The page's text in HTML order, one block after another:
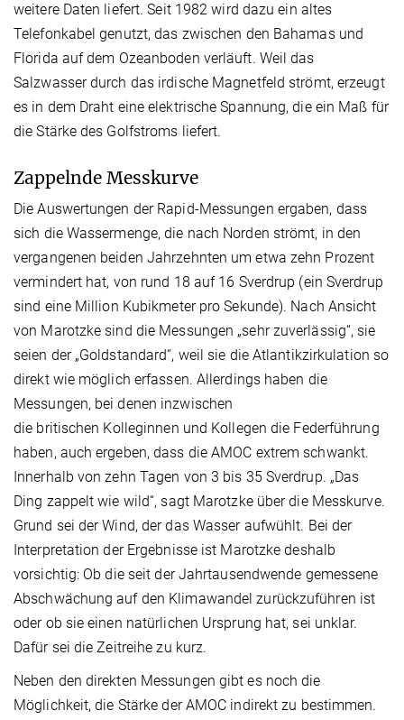
weitere Daten liefert. Seit 1982 wird dazu ein altes
Telefonkabel genutzt, das zwischen den Bahamas und
Florida auf dem Ozeanboden verläuft. Weil das
Salzwasser durch das irdische Magnetfeld strömt, erzeugt
es in dem Draht eine elektrische Spannung, die ein Maß für
die Stärke des Golfstroms liefert.
Zappelnde Messkurve
Die Auswertungen der Rapid-Messungen ergaben, dass
sich die Wassermenge, die nach Norden strömt, in den
vergangenen beiden Jahrzehnten um etwa zehn Prozent
vermindert hat, von rund 18 auf 16 Sverdrup (ein Sverdrup
sind eine Million Kubikmeter pro Sekunde). Nach Ansicht
von Marotzke sind die Messungen „sehr zuverlässig“, sie
seien der „Goldstandard“, weil sie die Atlantikzirkulation so
direkt wie möglich erfassen. Allerdings haben die
Messungen, bei denen inzwischen
die britischen Kolleginnen und Kollegen die Federführung
haben, auch ergeben, dass die AMOC extrem schwankt.
Innerhalb von zehn Tagen von 3 bis 35 Sverdrup. „Das
Ding zappelt wie wild“, sagt Marotzke über die Messkurve.
Grund sei der Wind, der das Wasser aufwühlt. Bei der
Interpretation der Ergebnisse ist Marotzke deshalb
vorsichtig: Ob die seit der Jahrtausendwende gemessene
Abschwächung auf den Klimawandel zurückzuführen ist
oder ob sie einen natürlichen Ursprung hat, sei unklar.
Dafür sei die Zeitreihe zu kurz.
Neben den direkten Messungen gibt es noch die
Möglichkeit, die Stärke der AMOC indirekt zu bestimmen.